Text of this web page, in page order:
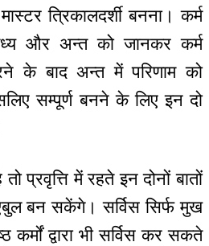
त्रिकालदर्शी बनना। कर्म
और अन्त को जानकर कर्म
के बाद अन्त में परिणाम को
सम्पूर्ण बनने के लिए इन दो
प्रवृत्ति में रहते इन दोनों बातों
बन सकेंगे। सर्विस सिर्फ मुख
कर्मों द्वारा भी सर्विस कर सकते